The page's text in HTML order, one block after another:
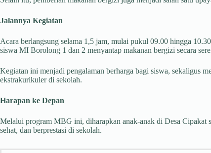
Jalannya Kegiatan
Acara berlangsung selama 1,5 jam, mulai pukul 09.00 hingga
siswa MI Borolong 1 dan 2 menyantap makanan bergizi secara
Kegiatan ini menjadi pengalaman berharga bagi siswa, sekaligus
ekstrakurikuler di sekolah.
Harapan ke Depan
Melalui program MBG ini, diharapkan anak-anak di Desa Cipakat
sehat, dan berprestasi di sekolah.